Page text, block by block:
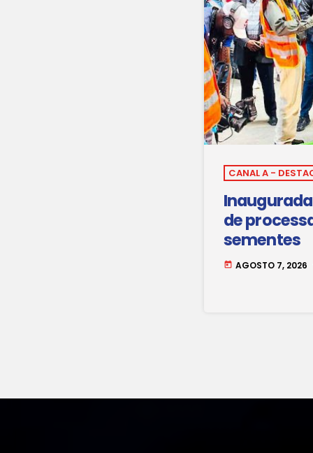
CANAL A -
de
sementes
today AGOSTO 7, 2026